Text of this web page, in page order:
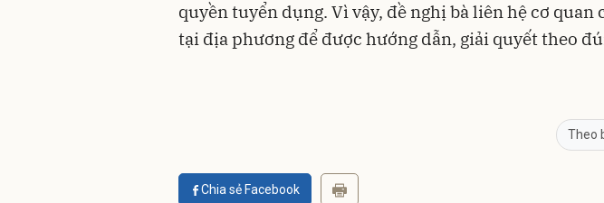
quyền tuyển dụng. Vì vậy, đề nghị bà liên hệ cơ quan
tại địa phương để được hướng dẫn, giải quyết theo
Theo
Chia sẻ Facebook